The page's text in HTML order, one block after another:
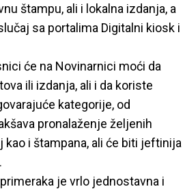
štampu, ali i lokalna izdanja, a
sa portalima Digitalni kiosk i
će na Novinarnici moći da
ili izdanja, ali i da koriste
kategorije, od
pronalaženje željenih
i štampana, ali će biti jeftinija
je vrlo jednostavna i